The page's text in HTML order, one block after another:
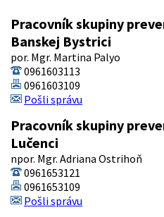
Pracovník skupiny
Banskej Bystrici
por. Mgr. Martina Palyo
0961603113
0961603109
Pošli správu
Pracovník skupiny
Lučenci
npor. Mgr. Adriana Ostrihoň
0961653121
0961653109
Pošli správu